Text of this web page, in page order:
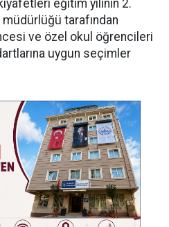
eğitim yılının 2.
tarafından
ve özel okul öğrencileri
uygun seçimler